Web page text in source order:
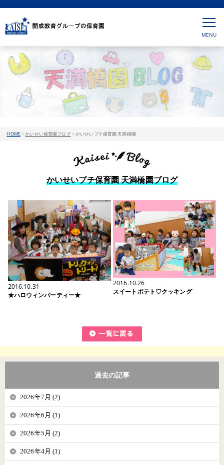
HOME>かいせい保育園ブログ>かいせいプチ保育園 天満橋園
かいせいプチ保育園 天満橋園ブログ
2016.10.31
★ハロウィンパーティー★
2016.10.26
スイートポテト♡クッキング
過去の記事
2026年7月 (2)
2026年6月 (1)
2026年5月 (2)
2026年4月 (1)